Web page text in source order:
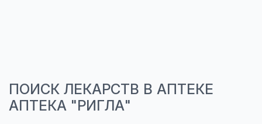
ПОИСК ЛЕКАРСТВ В АПТЕКЕ
АПТЕКА "РИГЛА"